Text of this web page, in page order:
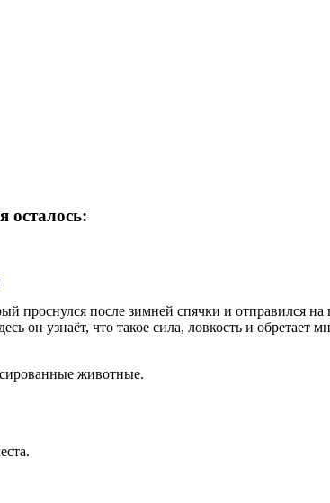
осталось:
проснулся после зимней спячки и отправился
он узнаёт, что такое сила, ловкость и обретает
животные.